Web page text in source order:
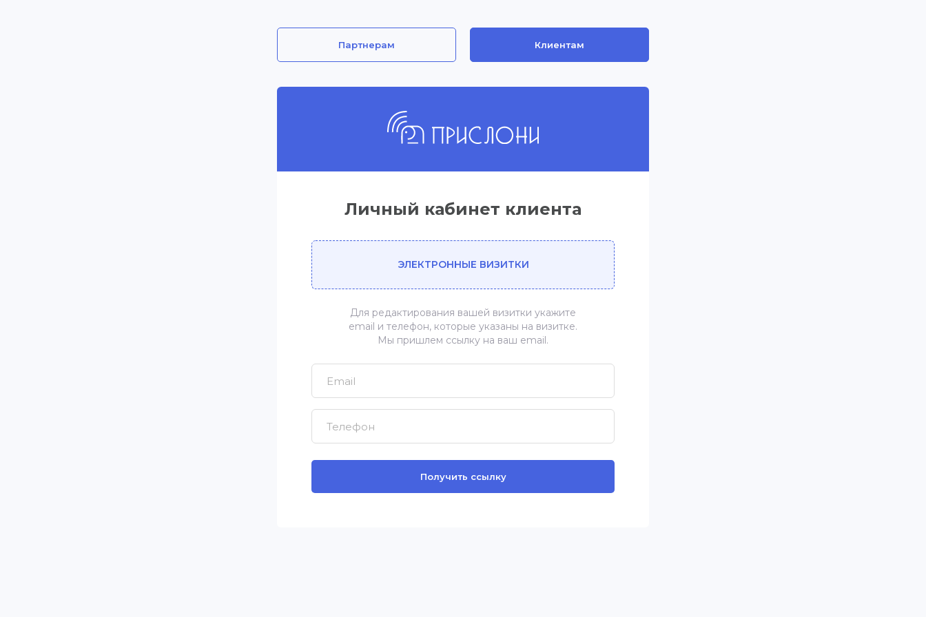
Партнерам Клиентам
Личный кабинет клиента
ЭЛЕКТРОННЫЕ ВИЗИТКИ
Для редактирования вашей визитки укажите
email и телефон, которые указаны на визитке.
Мы пришлем ссылку на ваш email.
Email
Телефон
Получить ссылку